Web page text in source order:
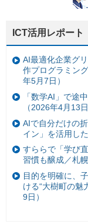
ICT活用レポート
AI最適化企業グ
作プログラミン
年5月7日）
「数学AI」で途
（2026年4月13日
AIで自分だけの
イン」を活用し
すららで「学び
習慣も醸成／札
目的を明確に、
ける“大樹町の魅
9日）